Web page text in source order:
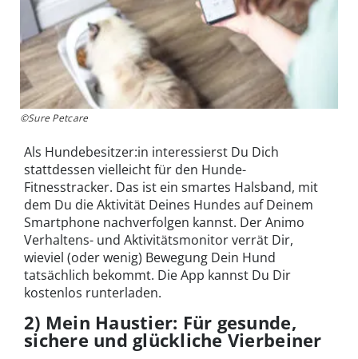
©Sure Petcare
Als Hundebesitzer:in interessierst Du Dich
stattdessen vielleicht für den Hunde-
Fitnesstracker. Das ist ein smartes Halsband, mit
dem Du die Aktivität Deines Hundes auf Deinem
Smartphone nachverfolgen kannst. Der Animo
Verhaltens- und Aktivitätsmonitor verrät Dir,
wieviel (oder wenig) Bewegung Dein Hund
tatsächlich bekommt. Die App kannst Du Dir
kostenlos runterladen.
2) Mein Haustier: Für gesunde,
sichere und glückliche Vierbeiner